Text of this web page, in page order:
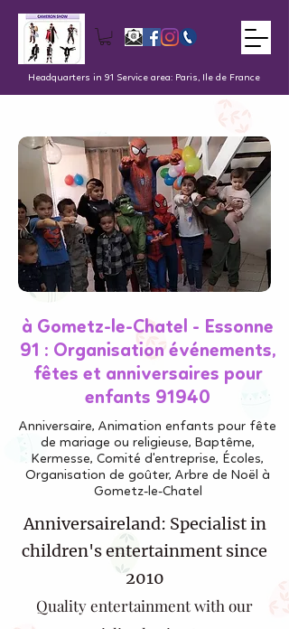
Headquarters in 91 Service area: Paris, Ile de France
à Gometz-le-Chatel - Essonne
91 : Organisation événements,
fêtes et anniversaires pour
enfants 91940
Anniversaire, Animation enfants pour fête
de mariage ou religieuse, Baptême,
Kermesse, Comité d'entreprise, Écoles,
Organisation de goûter, Arbre de Noël à
Gometz-le-Chatel
Anniversaireland: Specialist in
children's entertainment since
2010
Quality entertainment with our